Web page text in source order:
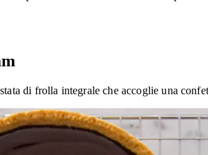
di frolla integrale che accoglie una